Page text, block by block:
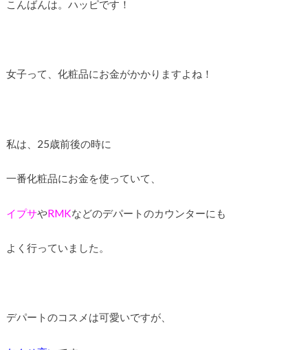
こんばんは。ハッピです！
女子って、化粧品にお金がかかりますよね！
私は、25歳前後の時に
一番化粧品にお金を使っていて、
イプサやRMKなどのデパートのカウンターにも
よく行っていました。
デパートのコスメは可愛いですが、